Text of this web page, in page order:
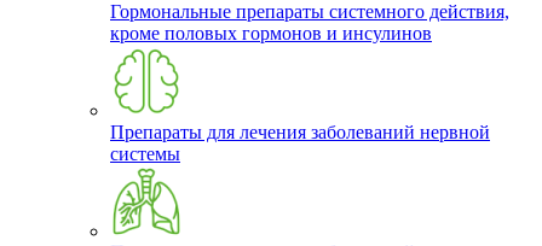
Гормональные препараты системного действия,
кроме половых гормонов и инсулинов
Препараты для лечения заболеваний нервной
системы